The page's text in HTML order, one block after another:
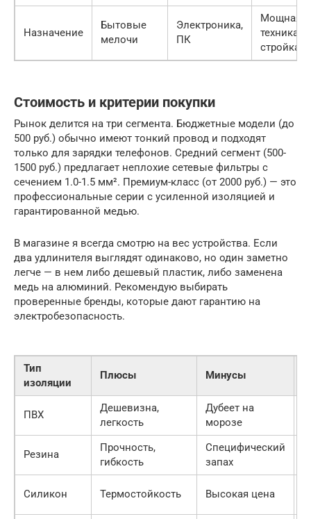
Назначение
Бытовые
мелочи
Электроника,
ПК
Мощная
техника,
стройка
Стоимость и критерии покупки
Рынок делится на три сегмента. Бюджетные модели (до
500 руб.) обычно имеют тонкий провод и подходят
только для зарядки телефонов. Средний сегмент (500-
1500 руб.) предлагает неплохие сетевые фильтры с
сечением 1.0-1.5 мм². Премиум-класс (от 2000 руб.) — это
профессиональные серии с усиленной изоляцией и
гарантированной медью.
В магазине я всегда смотрю на вес устройства. Если
два удлинителя выглядят одинаково, но один заметно
легче — в нем либо дешевый пластик, либо заменена
медь на алюминий. Рекомендую выбирать
проверенные бренды, которые дают гарантию на
электробезопасность.
Тип
изоляции
Плюсы Минусы
ПВХ
Дешевизна,
легкость
Дубеет на
морозе
Резина
Прочность,
гибкость
Специфический
запах
Силикон Термостойкость Высокая цена